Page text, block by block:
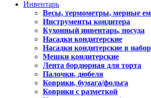
Инвентарь
Весы, термометры, мерные
Инструменты кондитера
Кухонный инвентарь, посуда
Насадки кондитерские
Насадки кондитерские в
Мешки кондитерские
Лента бордюрная для торта
Палочки, дюбеля
Коврики, бумага/фольга
Коврики с разметкой